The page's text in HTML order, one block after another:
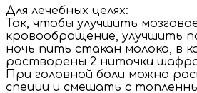
Для лечебных целях:
Так, чтобы улучшить
кровообращение, улучшить
ночь пить стакан молока, в
растворены 2 ниточки
При головной боли можно
специи и смешать с